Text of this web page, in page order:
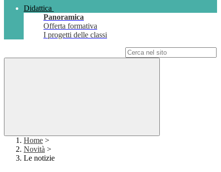
Didattica
Panoramica
Offerta formativa
I progetti delle classi
Home >
Novità >
Le notizie